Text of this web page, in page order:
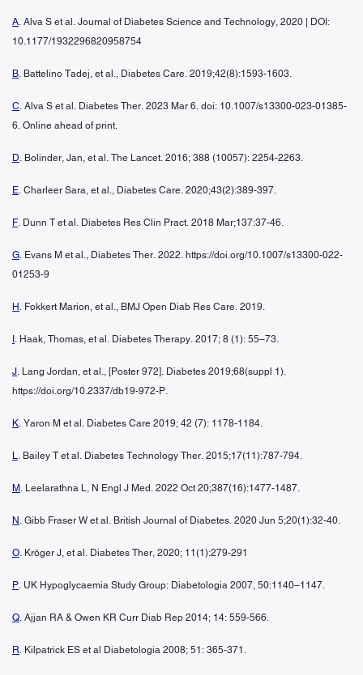
A. Alva S et al. Journal of Diabetes Science and Technology, 2020 | DOI:
10.1177/1932296820958754
B. Battelino Tadej, et al., Diabetes Care. 2019;42(8):1593-1603.
C. Alva S et al. Diabetes Ther. 2023 Mar 6. doi: 10.1007/s13300-023-01385-
6. Online ahead of print.
D. Bolinder, Jan, et al. The Lancet. 2016; 388 (10057): 2254-2263.
E. Charleer Sara, et al., Diabetes Care. 2020;43(2):389-397.
F. Dunn T et al. Diabetes Res Clin Pract. 2018 Mar;137:37-46.
G. Evans M et al., Diabetes Ther. 2022. https://doi.org/10.1007/s13300-022-
01253-9
H . Fokkert Marion, et al., BMJ Open Diab Res Care. 2019.
. Haak, Thomas, et al. Diabetes Therapy. 2017; 8 (1): 55–73.
J. Lang Jordan, et al., [Poster 972]. Diabetes 2019;68(suppl 1).
https://doi.org/10.2337/db19-972-P.
K. Yaron M et al. Diabetes Care 2019; 42 (7): 1178-1184.
L. Bailey T et al. Diabetes Technology Ther. 2015;17(11):787-794.
M . Leelarathna L, N Engl J Med. 2022 Oct 20;387(16):1477-1487.
N . Gibb Fraser W et al. British Journal of Diabetes. 2020 Jun 5;20(1):32-40.
O. Kröger J, et al. Diabetes Ther, 2020; 11(1):279-291
P. UK Hypoglycaemia Study Group: Diabetologia 2007, 50:1140–1147.
Q. Ajjan RA & Owen KR Curr Diab Rep 2014; 14: 559-566.
R. Kilpatrick ES et al Diabetologia 2008; 51: 365-371.